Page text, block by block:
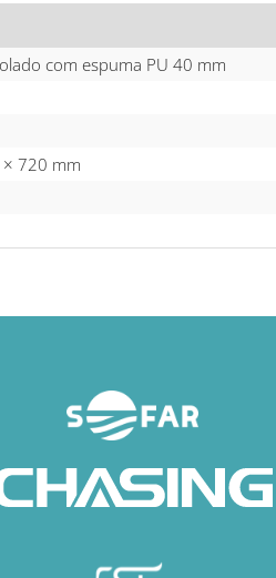
com espuma PU 40 mm
720 mm